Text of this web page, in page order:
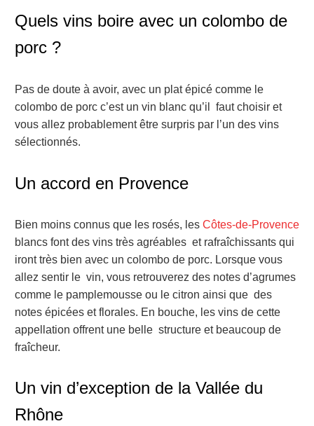
Quels vins boire avec un colombo de
porc ?
Pas de doute à avoir, avec un plat épicé comme le
colombo de porc c’est un vin blanc qu’il faut choisir et
vous allez probablement être surpris par l’un des vins
sélectionnés.
Un accord en Provence
Bien moins connus que les rosés, les Côtes-de-Provence
blancs font des vins très agréables et rafraîchissants qui
iront très bien avec un colombo de porc. Lorsque vous
allez sentir le vin, vous retrouverez des notes d’agrumes
comme le pamplemousse ou le citron ainsi que des
notes épicées et florales. En bouche, les vins de cette
appellation offrent une belle structure et beaucoup de
fraîcheur.
Un vin d’exception de la Vallée du
Rhône